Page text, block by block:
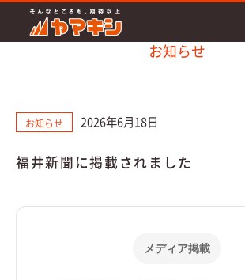
お知らせ
お知らせ 2026年6月18日
福井新聞に掲載されました
メディア掲載